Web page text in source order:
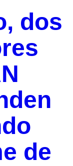
dos
de